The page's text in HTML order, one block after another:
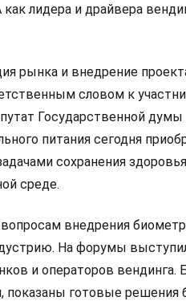
лидера и драйвера
рынка и внедрение
словом к
Государственной
питания сегодня
сохранения
среде.
внедрения
На форумы
и операторов вендинга.
показаны готовые решения